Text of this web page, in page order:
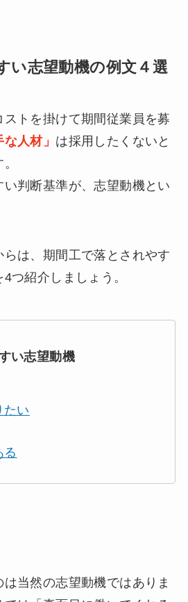
い志望動機の例文４選
トを掛けて期間従業員を募
な人材」 は採用したくないと
判断基準が、志望動機とい
らは、期間工で落とされやす
つ紹介しましょう。
い志望動機
たい
る
当然の志望動機ではありま